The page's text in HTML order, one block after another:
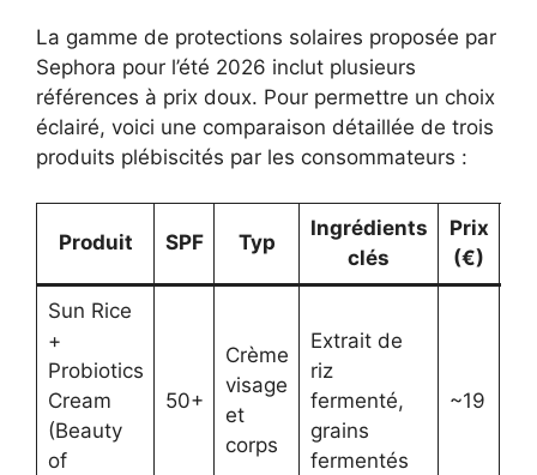
La gamme de protections solaires proposée par
Sephora pour l’été 2026 inclut plusieurs
références à prix doux. Pour permettre un choix
éclairé, voici une comparaison détaillée de trois
produits plébiscités par les consommateurs :
Produit SPF Typ
Ingrédients
clés
Prix
(€)
Sun Rice
+
Probiotics
Cream
(Beauty
of
50+
Crème
visage
et
corps
Extrait de
riz
fermenté,
grains
fermentés
~19